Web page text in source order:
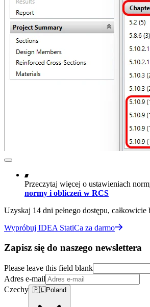
Przeczytaj więcej o ustawieniach
normy i obliczeń w RCS
Uzyskaj 14 dni pełnego dostępu, całkowicie
Wypróbuj IDEA StatiCa za darmo
Zapisz się do naszego newslettera
Please leave this field blank
Adres e-mail
Czechy 🇵🇱Poland